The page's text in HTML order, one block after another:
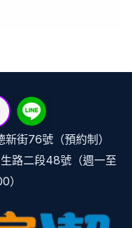
街76號（預約制）
路二段48號（週一至
）